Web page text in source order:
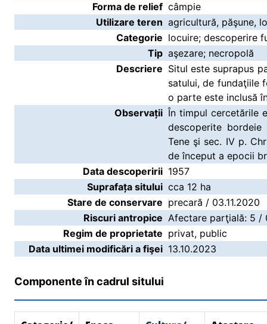
Forma de relief câmpie
Utilizare teren agricultură, păşune,
Categorie locuire; descoperire
Tip aşezare; necropolă
Descriere Situl este suprapus
satului, de fundaţiile
o parte este inclusă
Observații În timpul cercetările
descoperite
Tene şi sec. IV p.
de început a epocii
Data descoperirii 1957
Suprafața sitului cca 12 ha
Stare de conservare precară / 03.11.2020
Riscuri antropice Afectare parţială: 5 /
Regim de proprietate privat, public
Data ultimei modificări a fişei 13.10.2023
Componente în cadrul sitului